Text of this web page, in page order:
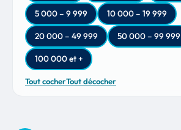
5 000 – 9 999 10 000 – 19 999
20 000 – 49 999 50 000 – 99 999
100 000 et +
Tout cocherTout décocher